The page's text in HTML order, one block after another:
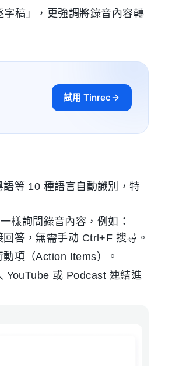
稿」，更強調將錄音內容轉
試用 Tinrec
等 10 種語言自動識別，特
樣詢問錄音內容，例如：
答，無需手动 Ctrl+F 搜尋。
項（Action Items）。
YouTube 或 Podcast 連結進